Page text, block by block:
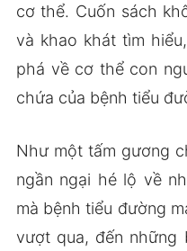
cơ thể. Cuốn sách
và khao khát tìm
phá về cơ thể con
chứa của bệnh tiểu
Như một tấm gương
ngần ngại hé lộ về
mà bệnh tiểu đường
vượt qua, đến những